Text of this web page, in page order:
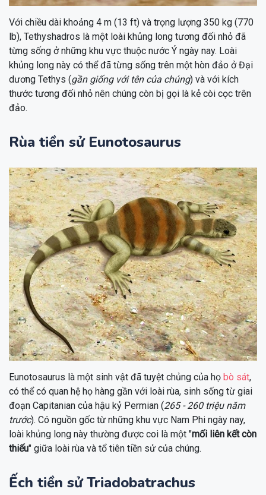
Với chiều dài khoảng 4 m (13 ft) và trọng lượng 350 kg (770
lb), Tethyshadros là một loài khủng long tương đối nhỏ đã
từng sống ở những khu vực thuộc nước Ý ngày nay. Loài
khủng long này có thể đã từng sống trên một hòn đảo ở Đại
dương Tethys (gần giống với tên của chúng) và với kích
thước tương đối nhỏ nên chúng còn bị gọi là kẻ còi cọc trên
đảo.
Rùa tiền sử Eunotosaurus
Eunotosaurus là một sinh vật đã tuyệt chủng của họ bò sát,
có thể có quan hệ họ hàng gần với loài rùa, sinh sống từ giai
đoạn Capitanian của hậu kỷ Permian (265 - 260 triệu năm
trước). Có nguồn gốc từ những khu vực Nam Phi ngày nay,
loài khủng long này thường được coi là một "mối liên kết còn
thiếu" giữa loài rùa và tổ tiên tiền sử của chúng.
Ếch tiền sử Triadobatrachus